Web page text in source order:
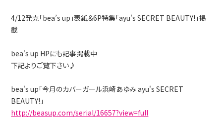
4/12発売「bea’s up」表紙＆6P特集「ayu's SECRET BEAUTY!」掲
載
bea's up HPにも記事掲載中
下記よりご覧下さい♪
bea's up「今月のカバーガール浜崎あゆみ ayu's SECRET
BEAUTY!」
http://beasup.com/serial/16657?view=full